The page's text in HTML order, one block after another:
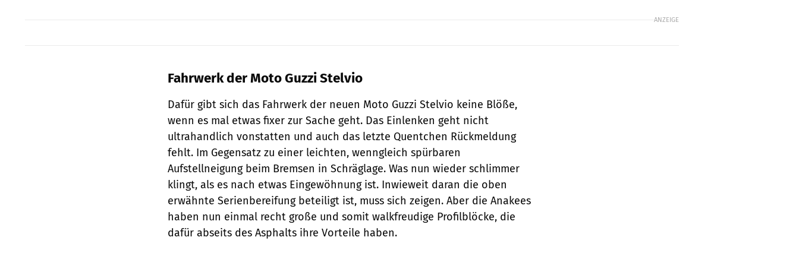
ANZEIGE
Fahrwerk der Moto Guzzi Stelvio
Dafür gibt sich das Fahrwerk der neuen Moto Guzzi Stelvio keine Blöße,
wenn es mal etwas fixer zur Sache geht. Das Einlenken geht nicht
ultrahandlich vonstatten und auch das letzte Quentchen Rückmeldung
fehlt. Im Gegensatz zu einer leichten, wenngleich spürbaren
Aufstellneigung beim Bremsen in Schräglage. Was nun wieder schlimmer
klingt, als es nach etwas Eingewöhnung ist. Inwieweit daran die oben
erwähnte Serienbereifung beteiligt ist, muss sich zeigen. Aber die Anakees
haben nun einmal recht große und somit walkfreudige Profilblöcke, die
dafür abseits des Asphalts ihre Vorteile haben.